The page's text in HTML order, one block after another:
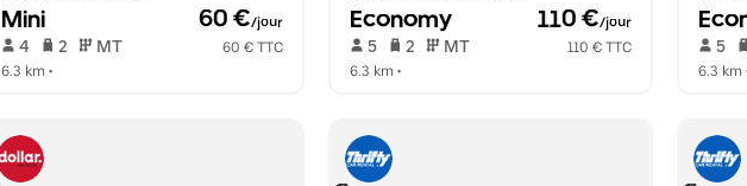
Mini 60 €/jour
4 2 MT
60 € TTC
6.3 km •
Economy 110 €/jour
5 2 MT
110 € TTC
6.3 km •
5
6.3 km